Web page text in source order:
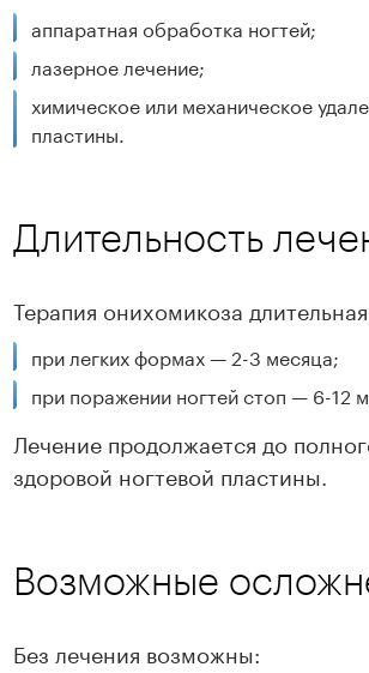
аппаратная обработка ногтей;
лазерное лечение;
химическое или механическое
пластины.
Длительность
Терапия онихомикоза
при легких формах — 2-3 месяца;
при поражении ногтей стоп — 6-12
Лечение продолжается до
здоровой ногтевой пластины.
Возможные
Без лечения возможны: